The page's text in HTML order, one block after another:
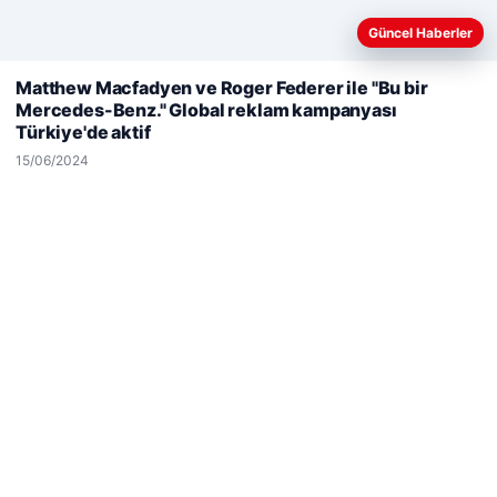
© 2026 Net Günlük | Günlük Haber
deneyiminizi kişiselleştirmek ve geliştirmek amacıyla çerezler
kullanıyoruz.Çerez Politikamız
Reddet
Güncel Haberler
Matthew Macfadyen ve Roger Federer ile "Bu bir
Mercedes-Benz." Global reklam kampanyası
Türkiye'de aktif
15/06/2024